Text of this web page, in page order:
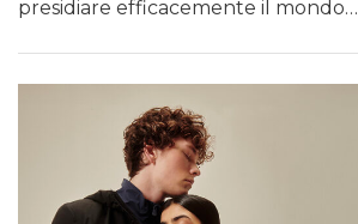
presidiare efficacemente il mondo…